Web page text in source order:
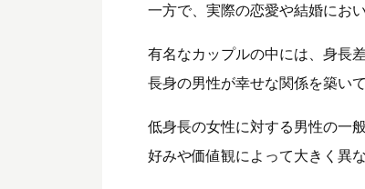
一方で、実際の恋愛や結婚にお
有名なカップルの中には、身長
長身の男性が幸せな関係を築い
低身長の女性に対する男性の一
好みや価値観によって大きく異な